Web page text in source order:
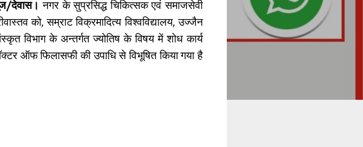
देवास।नगर के सुप्रसिद्ध चिकित्सक एवं समाजसेवी
को, सम्राट विक्रमादित्य विश्वविद्यालय, उज्जैन
विभाग के अन्तर्गत ज्योतिष के विषय में शोध कार्य
ऑफ फिलासफी की उपाधि से विभूषित किया गया है